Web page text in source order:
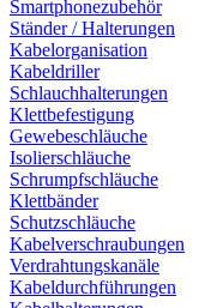
Smartphonezubehör
Ständer / Halterungen
Kabelorganisation
Kabeldriller
Schlauchhalterungen
Klettbefestigung
Gewebeschläuche
Isolierschläuche
Schrumpfschläuche
Klettbänder
Schutzschläuche
Kabelverschraubungen
Verdrahtungskanäle
Kabeldurchführungen